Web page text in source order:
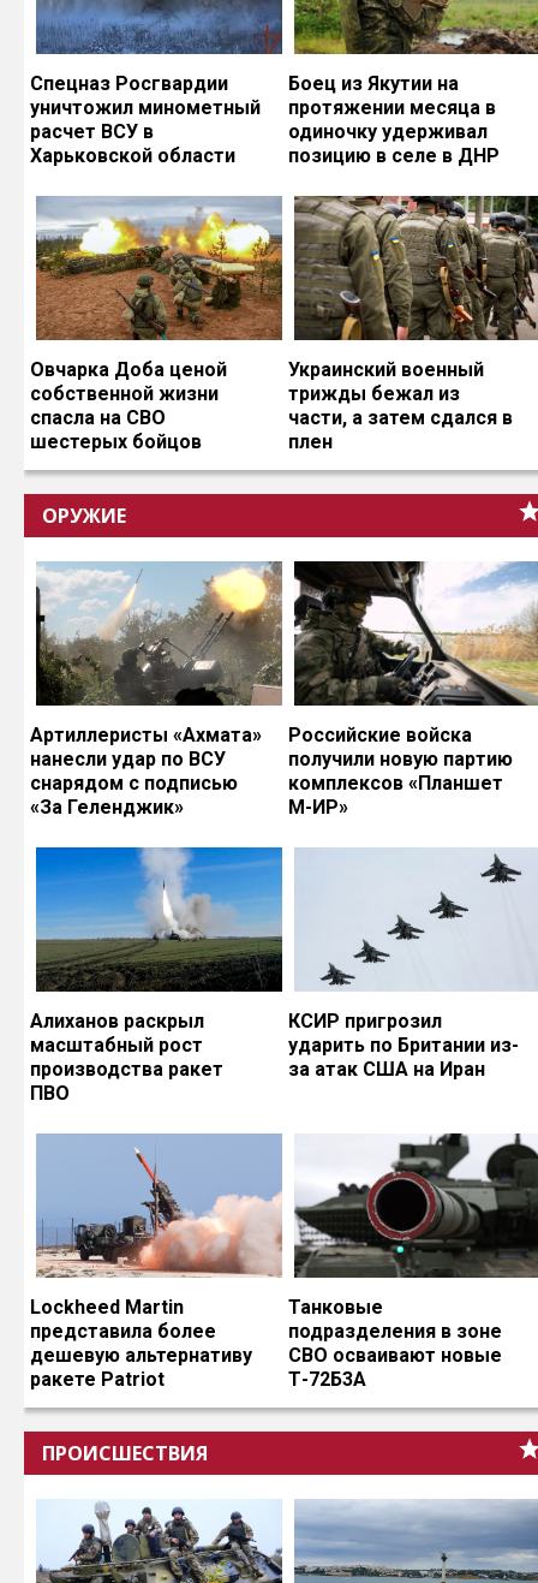
Спецназ Росгвардии
уничтожил минометный
расчет ВСУ в
Харьковской области
Боец из Якутии на
протяжении месяца в
одиночку удерживал
позицию в селе в ДНР
Овчарка Доба ценой
собственной жизни
спасла на СВО
шестерых бойцов
Украинский военный
трижды бежал из
части, а затем сдался в
плен
ОРУЖИЕ
Артиллеристы «Ахмата»
нанесли удар по ВСУ
снарядом с подписью
«За Геленджик»
Российские войска
получили новую партию
комплексов «Планшет
М-ИР»
Алиханов раскрыл
масштабный рост
производства ракет
ПВО
КСИР пригрозил
ударить по Британии из-
за атак США на Иран
Lockheed Martin
представила более
дешевую альтернативу
ракете Patriot
Танковые
подразделения в зоне
СВО осваивают новые
Т-72Б3А
ПРОИСШЕСТВИЯ